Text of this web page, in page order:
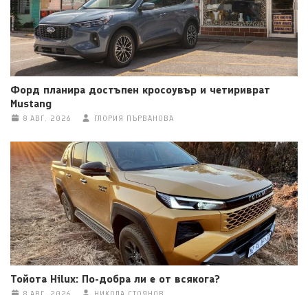
Форд планира достъпен кросоувър и четириврат
Mustang
8 АВГ. 2026 ГЛОРИЯ ПЪРВАНОВА
Тойота Hilux: По-добра ли е от всякога?